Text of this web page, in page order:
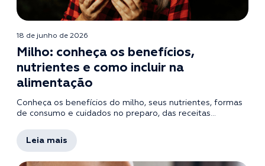
18 de junho de 2026
Milho: conheça os benefícios,
nutrientes e como incluir na
alimentação
Conheça os benefícios do milho, seus nutrientes, formas
de consumo e cuidados no preparo, das receitas...
Leia mais